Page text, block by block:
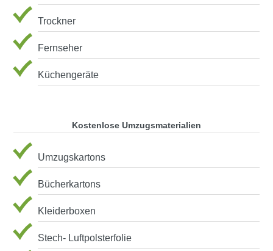
Trockner
Fernseher
Küchengeräte
Kostenlose Umzugsmaterialien
Umzugskartons
Bücherkartons
Kleiderboxen
Stech- Luftpolsterfolie